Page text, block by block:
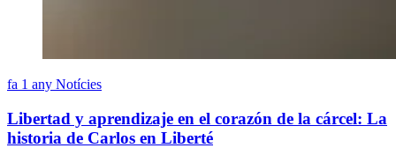
fa 1 any Notícies
Libertad y aprendizaje en el corazón de la cárcel: La
historia de Carlos en Liberté